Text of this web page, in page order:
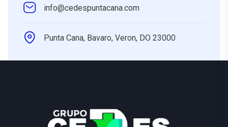
info@cedespuntacana.com
Punta Cana, Bavaro, Veron, DO 23000